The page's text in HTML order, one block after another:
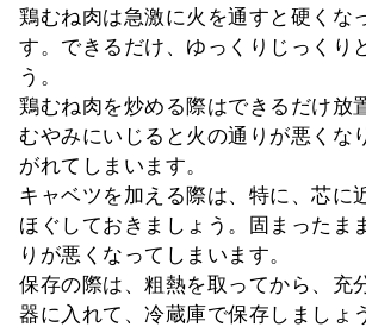
鶏むね肉は急激に火を通すと硬くな
す。できるだけ、ゆっくりじっくり
う。
鶏むね肉を炒める際はできるだけ放
むやみにいじると火の通りが悪くな
がれてしまいます。
キャベツを加える際は、特に、芯に
ほぐしておきましょう。固まったま
りが悪くなってしまいます。
保存の際は、粗熱を取ってから、充
器に入れて、冷蔵庫で保存しましょ